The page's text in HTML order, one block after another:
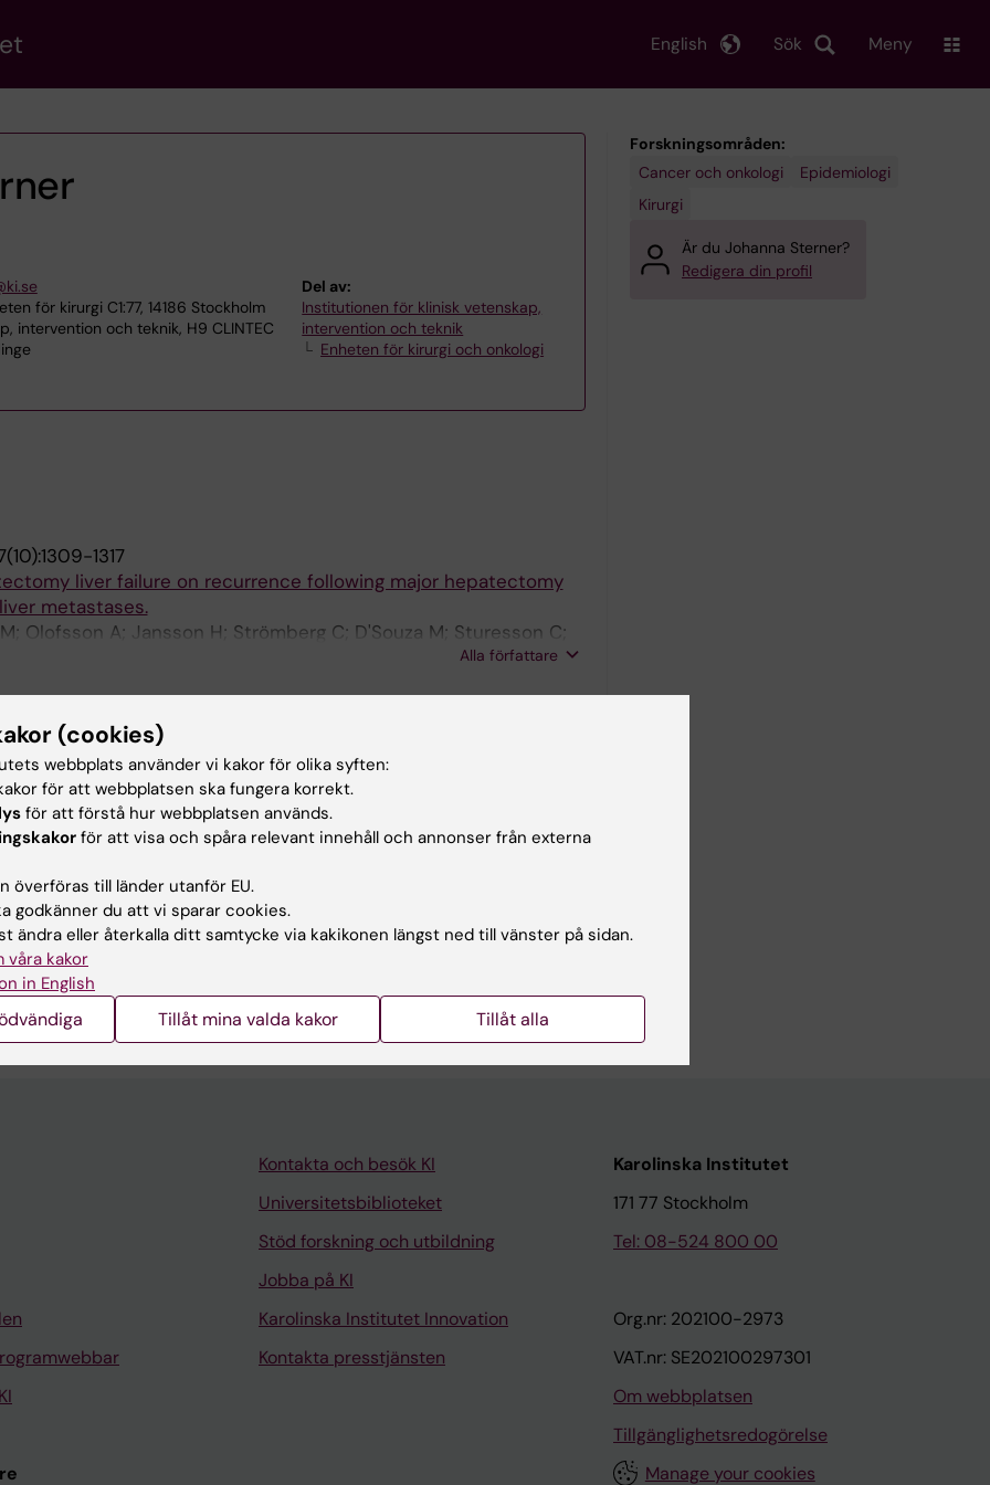
Sök
English Meny
för kirurgi C1:77, 14186 Stockholm
intervention och teknik, H9 CLINTEC
Del av:
Institutionen för klinisk vetenskap,
intervention och teknik
Enheten för kirurgi och onkologi
1317
liver failure on recurrence following major hepatectomy
metastases.
Olofsson A; Jansson H; Strömberg C; D'Souza M; Sturesson C;
Alla författare
outcome in patients with simultaneously diagnosed liver and
colorectal cancer
Hasselgren K; Stromberg C; Sturesson C
253
"impact of posthepatectomy liver failure on recurrence
for colorectal cancer liver metastases"
Forskningsområden:
Cancer och onkologi
Epidemiologi
Kirurgi
Är du Johanna Sterner?
Redigera din profil
Kontakta och besök KI
Universitetsbiblioteket
Stöd forskning och utbildning
Jobba på KI
Karolinska Institutet Innovation
Kontakta presstjänsten
Karolinska Institutet
171 77 Stockholm
Tel: 08-524 800 00
Org.nr: 202100-2973
VAT.nr: SE202100297301
Om webbplatsen
Tillgänglighetsredogörelse
Manage your cookies
(cookies)
webbplats använder vi kakor för olika syften:
för att webbplatsen ska fungera korrekt.
för att förstå hur webbplatsen används.
för att visa och spåra relevant innehåll och annonser från externa
överföras till länder utanför EU.
godkänner du att vi sparar cookies.
ändra eller återkalla ditt samtycke via kakikonen längst ned till vänster på sidan.
våra kakor
in English
Tillåt mina valda kakor Tillåt alla